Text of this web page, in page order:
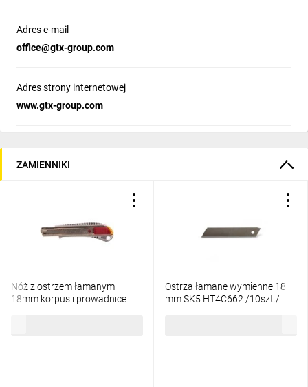
Adres e-mail
office@gtx-group.com
Adres strony internetowej
www.gtx-group.com
ZAMIENNIKI
Nóż z ostrzem łamanym
18mm korpus i prowadnice
Ostrza łamane wymienne 18
mm SK5 HT4C662 /10szt./